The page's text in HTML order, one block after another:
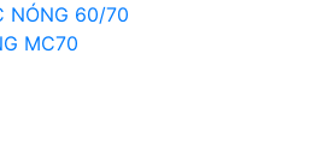
NÓNG 60/70
MC70